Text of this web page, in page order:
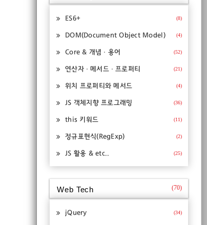
ES6+ (8)
DOM(Document Object Model) (4)
Core & 개념ㆍ용어 (52)
연산자ㆍ메서드ㆍ프로퍼티 (21)
위치 프로퍼티와 메서드 (4)
JS 객체지향 프로그래밍 (36)
this 키워드 (11)
정규표현식(RegExp) (2)
JS 활용 & etc.. (25)
Web Tech (70)
jQuery (34)